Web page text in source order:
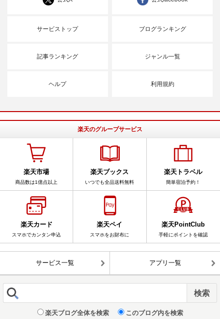
サービストップ ブログランキング
記事ランキング ジャンル一覧
ヘルプ 利用規約
楽天のグループサービス
楽天市場
商品数は1億点以上
楽天ブックス
いつでも全品送料無料
楽天トラベル
簡単宿泊予約！
楽天カード
スマホでカンタン申込
楽天ペイ
スマホをお財布に
楽天PointClub
手軽にポイントを確認
サービス一覧 アプリ一覧
楽天ブログ全体を検索 このブログ内を検索